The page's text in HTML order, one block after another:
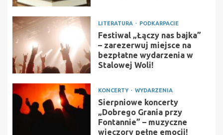
LITERATURA PODKARPACIE
Festiwal „Łączy nas bajka”
– zarezerwuj miejsce na
bezpłatne wydarzenia w
Stalowej Woli!
KONCERTY WYDARZENIA
Sierpniowe koncerty
„Dobrego Grania przy
Fontannie” – muzyczne
wieczory pełne emocji!